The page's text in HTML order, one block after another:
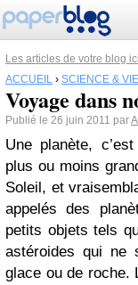
Les articles de votre blog
ACCUEIL › SCIENCE & VIE
Voyage dans
Publié le 26 juin 2011 par
Une planète,
plus ou moins
Soleil, et
appelés des
petits objets tels
astéroides qui ne
glace ou de roche.